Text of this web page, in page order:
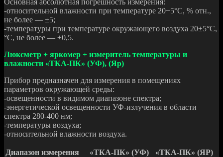
-относительной влажности при температуре 20+5°С, % отн.,
не более — ±5;
-температуры при температуре окружающего воздуха 20±5°С,
°C, не более — ±0,5.
Люксметр + яркомер + измеритель температуры и
влажности «ТКА-ПК» (УФ), (Яр)
Прибор предназначен для измерения в помещениях
параметров окружающей среды:
-освещенности в видимом диапазоне спектра;
-энергетической освещенности УФ-излучения в области
спектра 280-400 нм;
-температуры воздуха;
-относительной влажности воздуха.
Диапазон измерения «ТКА-ПК» (УФ)
«ТКА-ПК» (ЯР)